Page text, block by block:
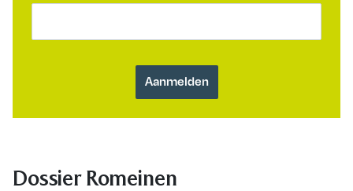
Dossier Romeinen